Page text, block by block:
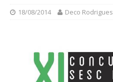
18/08/2014 Deco Rodrigues